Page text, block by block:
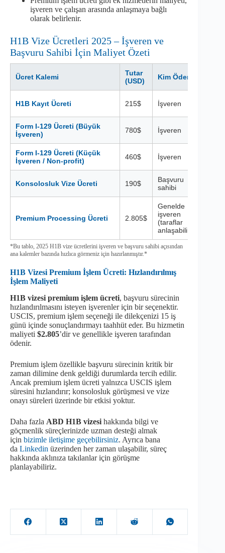
işveren ve çalışan arasında anlaşmaya bağlı
olarak belirlenir.
H1B Vize Ücretleri 2025 – İşveren ve
Başvuru Sahibi İçin Maliyet Özeti
Ücret Kalemi
Tutar
(USD)
Kim Öder?
H1B Kayıt Ücreti 215$ İşveren
Form I-129 Ücreti (Büyük
İşveren)
780$ İşveren
Form I-129 Ücreti (Küçük
İşveren / Non-profit)
460$ İşveren
Konsolosluk Vize Ücreti 190$
Başvuru
sahibi
Premium Processing Ücreti 2.805$
Genelde
işveren
(taraflar
anlaşabilir)
*Bu tablo, 2025 H1B vize ücretlerini işveren ve başvuru sahibi açısından
ana kalemler bazında hızlıca görmeniz için hazırlanmıştır.*
H1B Vizesi Premium İşlem Ücreti: Hızlandırılmış
İşlem Maliyeti
H1B vizesi premium işlem ücreti, başvuru sürecinin
hızlandırılmasını isteyen işverenler için bir seçenektir.
USCIS, premium işlem seçeneği ile dilekçenizi 15 iş
günü içinde sonuçlandırmayı taahhüt eder. Bu hizmetin
maliyeti $2.805’dir ve genellikle işveren tarafından
ödenir.
Premium işlem özellikle başvuru sürecinin kritik bir
zaman dilimine denk geldiği durumlarda tercih edilir.
Ancak premium işlem ücreti yalnızca USCIS işlem
süresini hızlandırır; konsolosluk görüşmesi ve vize
onayı süreleri üzerinde bir etkisi yoktur.
Daha fazla ABD H1B vizesi hakkında bilgi ve
göçmenlik süreçlerinizde uzman desteği almak
için bizimle iletişime geçebilirsiniz. Ayrıca bana
da Linkedin üzerinden her zaman ulaşabilir, süreç
hakkında aklınıza takılanlar için görüşme
planlayabiliriz.